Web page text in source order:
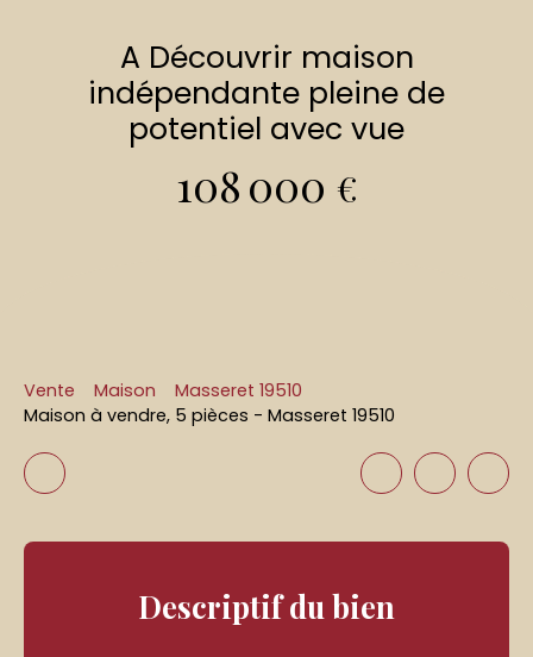
A Découvrir maison
indépendante pleine de
potentiel avec vue
108 000 €
Vente Maison
Masseret 19510
Maison à vendre, 5 pièces - Masseret 19510
Descriptifdu bien